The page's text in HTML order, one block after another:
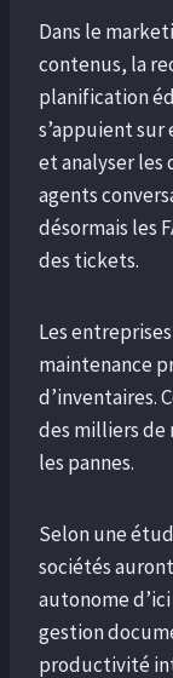
Dans le
contenus, la
planification
s’appuient
et analyser les
agents
désormais les
des tickets.
Les
maintenance
d’inventaires.
des milliers
les pannes.
Selon une
sociétés
autonome
gestion
productivité